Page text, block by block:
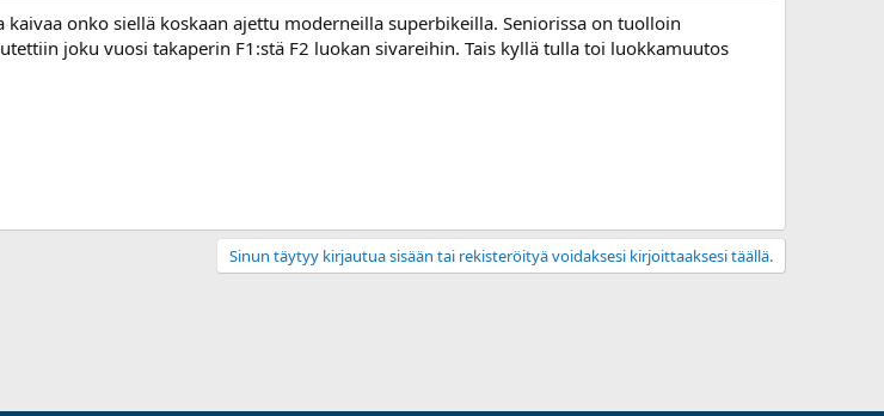
onko siellä koskaan ajettu moderneilla superbikeilla. Seniorissa on tuolloin
joku vuosi takaperin F1:stä F2 luokan sivareihin. Tais kyllä tulla toi luokkamuutos
Sinun täytyy kirjautua sisään tai rekisteröityä voidaksesi kirjoittaaksesi täällä.